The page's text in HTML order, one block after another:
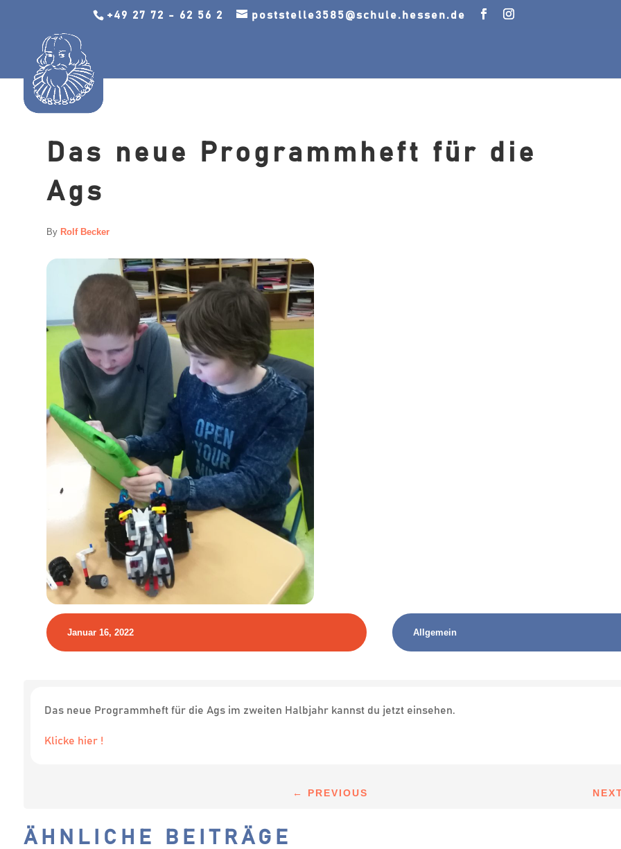
+49 27 72 - 62 56 2 poststelle3585@schule.hessen.de
Das neue Programmheft für die
Ags
By Rolf Becker
Januar 16, 2022 Allgemein
Das neue Programmheft für die Ags im zweiten Halbjahr kannst du jetzt einsehen.
Klicke hier !
← PREVIOUS
ÄHNLICHE BEITRÄGE